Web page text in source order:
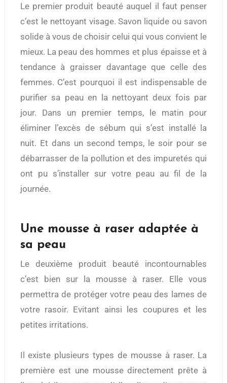
Le premier produit beauté auquel il faut penser
c’est le nettoyant visage. Savon liquide ou savon
solide à vous de choisir celui qui vous convient le
mieux. La peau des hommes et plus épaisse et à
tendance à graisser davantage que celle des
femmes. C’est pourquoi il est indispensable de
purifier sa peau en la nettoyant deux fois par
jour. Dans un premier temps, le matin pour
éliminer l’excès de sébum qui s’est installé la
nuit. Et dans un second temps, le soir pour se
débarrasser de la pollution et des impuretés qui
ont pu s’installer sur votre peau au fil de la
journée.
Une mousse à raser adaptée à
sa peau
Le deuxième produit beauté incontournables
c’est bien sur la mousse à raser. Elle vous
permettra de protéger votre peau des lames de
votre rasoir. Evitant ainsi les coupures et les
petites irritations.
Il existe plusieurs types de mousse à raser. La
première est une mousse directement prête à